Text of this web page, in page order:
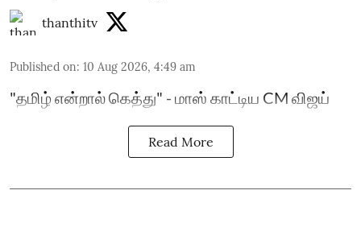
thanthitv
Published on: 10 Aug 2026, 4:49 am
"தமிழ் என்றால் கெத்து" - மாஸ் காட்டிய CM விஜய்
Read More